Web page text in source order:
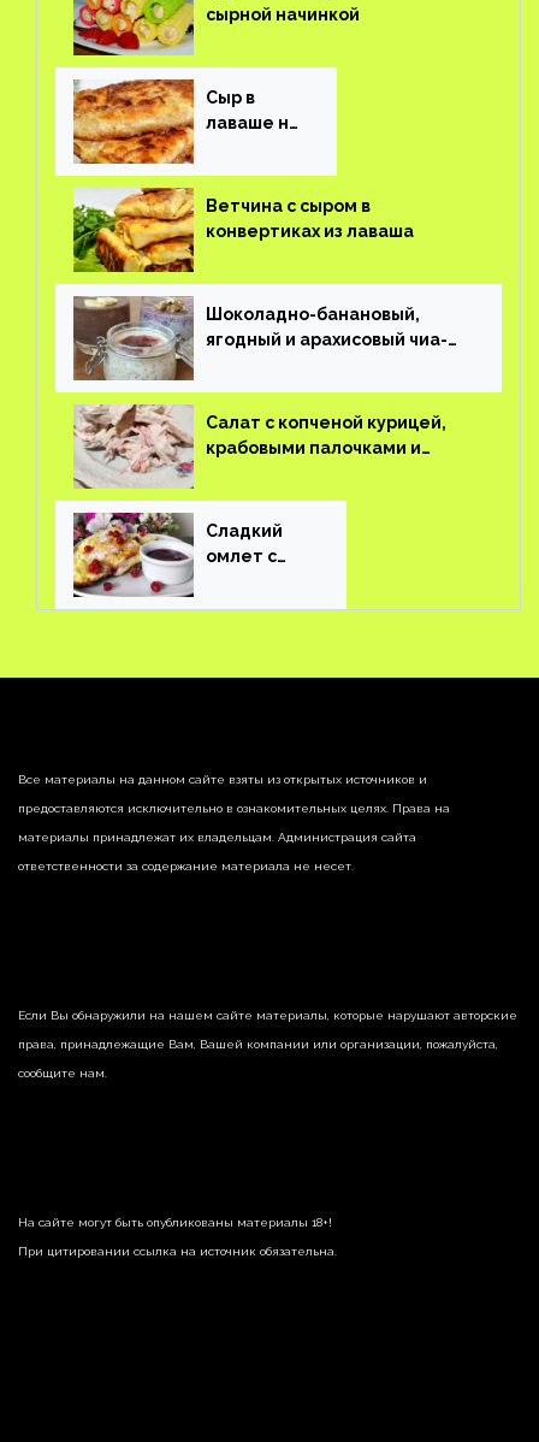
сырной начинкой
Сыр в
лаваше на
Ветчина с сыром в
конвертиках из лаваша
Шоколадно-банановый,
ягодный и арахисовый чиа-
Салат с копченой курицей,
крабовыми палочками и
Сладкий
омлет с
Все материалы на данном сайте взяты из открытых источников и
предоставляются исключительно в ознакомительных целях. Права на
материалы принадлежат их владельцам. Администрация сайта
ответственности за содержание материала не несет.
Если Вы обнаружили на нашем сайте материалы, которые нарушают авторские
права, принадлежащие Вам, Вашей компании или организации, пожалуйста,
сообщите нам.
На сайте могут быть опубликованы материалы 18+!
При цитировании ссылка на источник обязательна.